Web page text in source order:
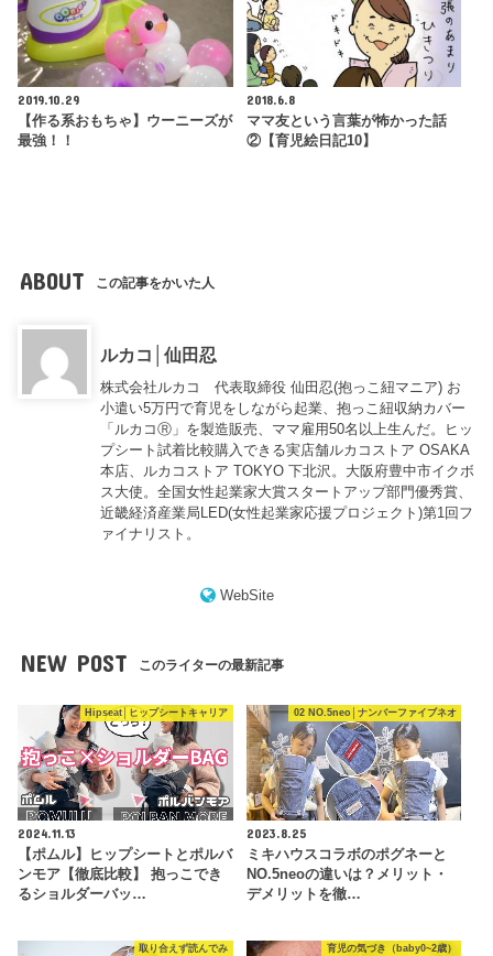
2019.10.29
【作る系おもちゃ】ウーニーズが
最強！！
2018.6.8
ママ友という言葉が怖かった話
②【育児絵日記10】
ABOUT この記事をかいた人
ルカコ│仙田忍
株式会社ルカコ 代表取締役 仙田忍(抱っこ紐マニア) お
小遣い5万円で育児をしながら起業、抱っこ紐収納カバー
「ルカコⓇ」を製造販売、ママ雇用50名以上生んだ。ヒッ
プシート試着比較購入できる実店舗ルカコストア OSAKA
本店、ルカコストア TOKYO 下北沢。大阪府豊中市イクボ
ス大使。全国女性起業家大賞スタートアップ部門優秀賞、
近畿経済産業局LED(女性起業家応援プロジェクト)第1回フ
ァイナリスト。
WebSite
NEW POST このライターの最新記事
Hipseat│ヒップシートキャリア
2024.11.13
【ポムル】ヒップシートとポルバ
ンモア【徹底比較】 抱っこでき
るショルダーバッ…
02 NO.5neo│ナンバーファイブネオ
2023.8.25
ミキハウスコラボのポグネーと
NO.5neoの違いは？メリット・
デメリットを徹…
取り合えず読んでみ 育児の気づき（baby0~2歳）